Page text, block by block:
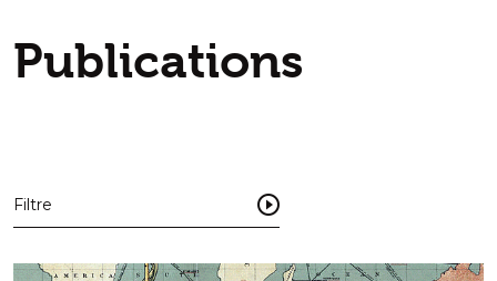
Publications
Filtre